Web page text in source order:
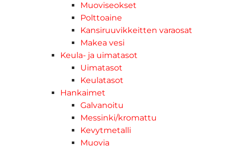
Muoviseokset
Polttoaine
Kansiruuvikkeitten varaosat
Makea vesi
Keula- ja uimatasot
Uimatasot
Keulatasot
Hankaimet
Galvanoitu
Messinki/kromattu
Kevytmetalli
Muovia